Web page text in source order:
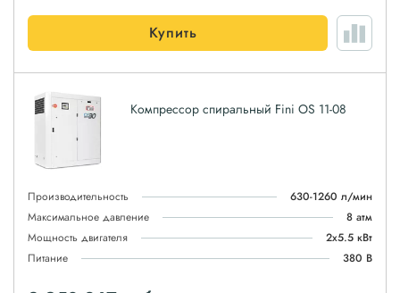
Купить
Компрессор спиральный Fini OS 11-08
Производительность
630-1260 л/мин
Максимальное давление
8 атм
Мощность двигателя
2x5.5 кВт
Питание
380 В